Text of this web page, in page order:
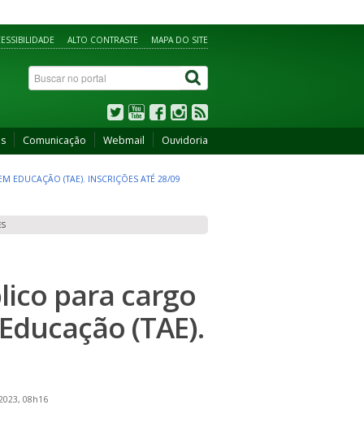
ALTO CONTRASTE MAPA DO SITE
Comunicação Webmail Ouvidoria
EDUCAÇÃO (TAE). INSCRIÇÕES ATÉ 28/09
para cargo
(TAE).
08h16